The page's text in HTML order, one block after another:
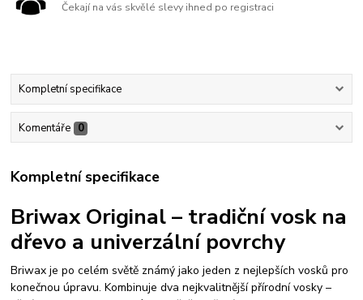
Čekají na vás skvělé slevy ihned po registraci
Kompletní specifikace
Komentáře 0
Kompletní specifikace
Briwax Original – tradiční vosk na
dřevo a univerzální povrchy
Briwax je po celém světě známý jako jeden z nejlepších vosků pro
konečnou úpravu. Kombinuje dva nejkvalitnější přírodní vosky –